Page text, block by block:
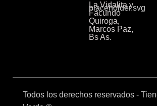
La Vidalita y
Facundo
Quiroga,
Marcos Paz,
Bs As.
Todos los derechos reservados -